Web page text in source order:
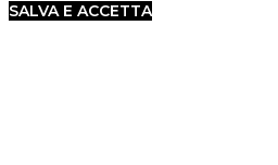
SALVA E ACCETTA